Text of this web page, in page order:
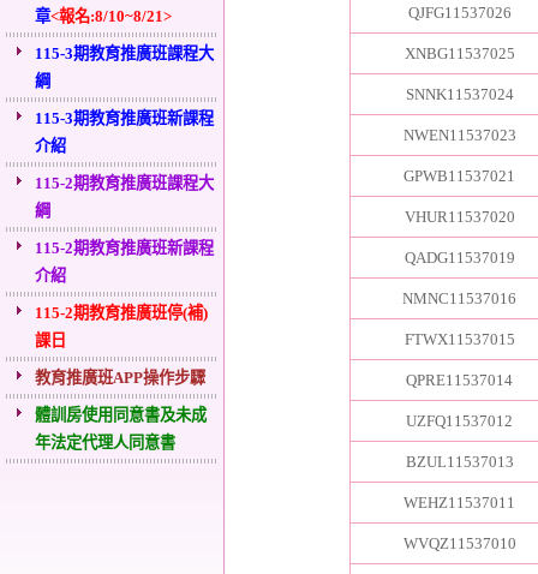
章<報名:8/10~8/21>
115-3期教育推廣班課程大
綱
115-3期教育推廣班新課程
介紹
115-2期教育推廣班課程大
綱
115-2期教育推廣班新課程
介紹
115-2期教育推廣班停(補)
課日
教育推廣班APP操作步驟
體訓房使用同意書及未成
年法定代理人同意書
QJFG11537026
XNBG11537025
SNNK11537024
NWEN11537023
GPWB11537021
VHUR11537020
QADG11537019
NMNC11537016
FTWX11537015
QPRE11537014
UZFQ11537012
BZUL11537013
WEHZ11537011
WVQZ11537010